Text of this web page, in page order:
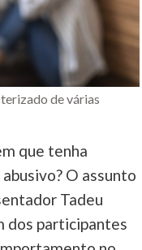
de várias
que tenha
O assunto
Tadeu
dos participantes